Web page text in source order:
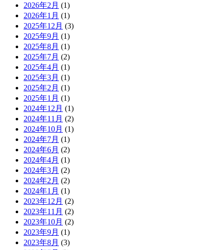
2026年2月 (1)
2026年1月 (1)
2025年12月 (3)
2025年9月 (1)
2025年8月 (1)
2025年7月 (2)
2025年4月 (1)
2025年3月 (1)
2025年2月 (1)
2025年1月 (1)
2024年12月 (1)
2024年11月 (2)
2024年10月 (1)
2024年7月 (1)
2024年6月 (2)
2024年4月 (1)
2024年3月 (2)
2024年2月 (2)
2024年1月 (1)
2023年12月 (2)
2023年11月 (2)
2023年10月 (2)
2023年9月 (1)
2023年8月 (3)